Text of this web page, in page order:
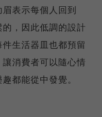
表示每個人回到
，因此低調的設計
生活器皿也都預留
消費者可以隨心情
都能從中發覺。